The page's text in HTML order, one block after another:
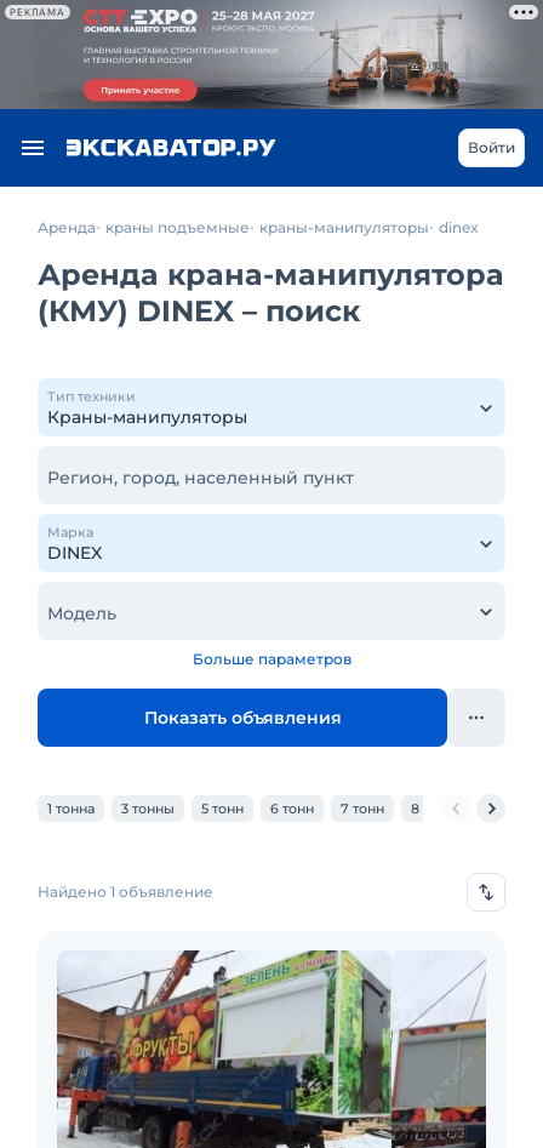
РЕКЛАМА
Войти
Аренда краны подъемные краны-манипуляторы dinex
Аренда крана-манипулятора
(КМУ) DINEX – поиск
Тип техники
Регион, город, населенный пункт
Марка
Модель
Больше параметров
Показать объявления
1 тонна 3 тонны 5 тонн 6 тонн 7 тонн 8 тонн 10 тонн
Найдено 1 объявление